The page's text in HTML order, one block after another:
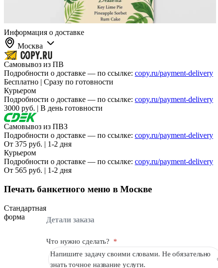
Информация о доставке
Москва
Самовывоз из ПВ
Подробности о доставке — по ссылке: copy.ru/payment-delivery
Бесплатно | Сразу по готовности
Курьером
Подробности о доставке — по ссылке: copy.ru/payment-delivery
3000 руб. | В день готовности
Самовывоз из ПВЗ
Подробности о доставке — по ссылке: copy.ru/payment-delivery
От 375 руб. | 1-2 дня
Курьером
Подробности о доставке — по ссылке: copy.ru/payment-delivery
От 565 руб. | 1-2 дня
Печать банкетного меню в Москве
Стандартная
форма
Детали заказа
Что нужно сделать?
*
Напишите задачу своими словами. Не обязательно
знать точное название услуги.